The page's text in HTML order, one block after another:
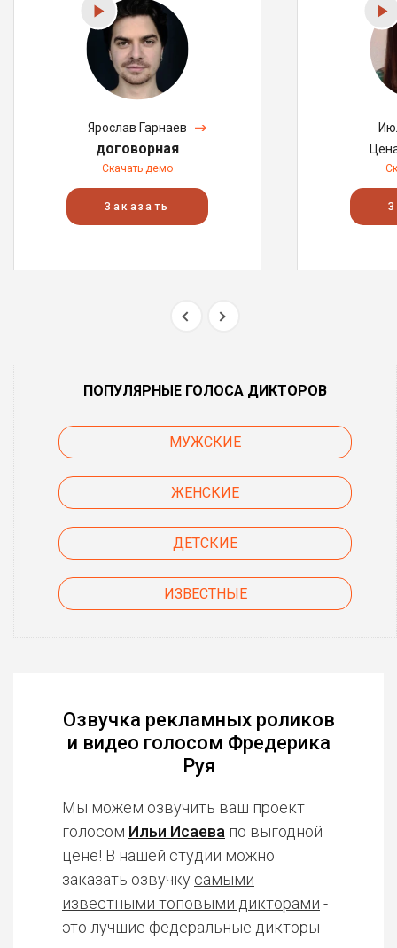
Ярослав Гарнаев
договорная
Скачать демо
Заказать
ПОПУЛЯРНЫЕ ГОЛОСА ДИКТОРОВ
МУЖСКИЕ
ЖЕНСКИЕ
ДЕТСКИЕ
ИЗВЕСТНЫЕ
Озвучка рекламных роликов
и видео голосом Фредерика
Руя
Мы можем озвучить ваш проект
голосом Ильи Исаева по выгодной
цене! В нашей студии можно
заказать озвучку самыми
известными топовыми дикторами -
это лучшие федеральные дикторы